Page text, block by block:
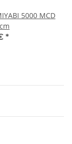
5000 MCD
*